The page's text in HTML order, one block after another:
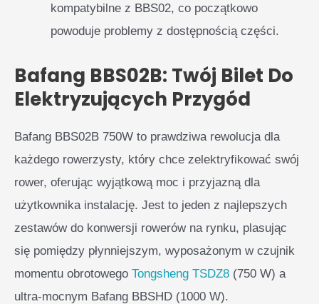
kompatybilne z BBS02, co początkowo
powoduje problemy z dostępnością części.
Bafang BBS02B: Twój Bilet Do
Elektryzujących Przygód
Bafang BBS02B 750W to prawdziwa rewolucja dla
każdego rowerzysty, który chce zelektryfikować swój
rower, oferując wyjątkową moc i przyjazną dla
użytkownika instalację. Jest to jeden z najlepszych
zestawów do konwersji rowerów na rynku, plasując
się pomiędzy płynniejszym, wyposażonym w czujnik
momentu obrotowego Tongsheng TSDZ8 (750 W) a
ultra-mocnym Bafang BBSHD (1000 W).